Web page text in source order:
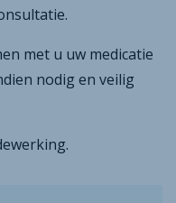
met u uw medicatie
nodig en veilig